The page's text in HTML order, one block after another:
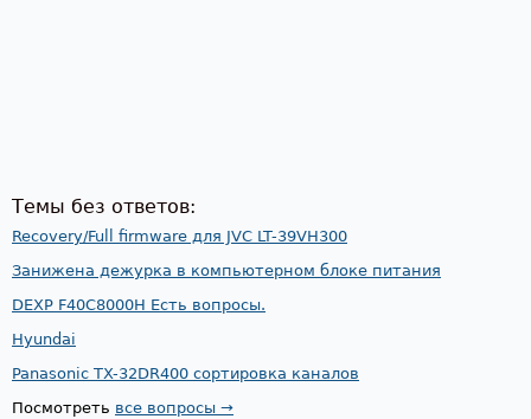
Темы без ответов:
Recovery/Full firmware для JVC LT-39VH300
Занижена дежурка в компьютерном блоке питания
DEXP F40C8000H Есть вопросы.
Hyundai
Panasonic TX-32DR400 сортировка каналов
Посмотреть все вопросы →